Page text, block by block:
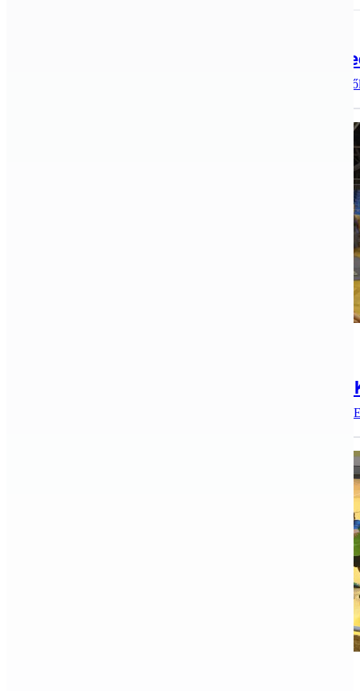
Tóth Péter Emlékversenyen jártak a
Maratoni hosszúságúra nyúlt a fiatalon elhunyt Tóth
Szombaton Szegeden versenyeztek
A KJC-KESI judokái a Csaba Béla Emlékversenyen és